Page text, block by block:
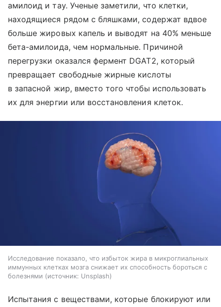
амилоид и тау. Ученые заметили, что клетки,
находящиеся рядом с бляшками, содержат вдвое
больше жировых капель и выводят на 40% меньше
бета-амилоида, чем нормальные. Причиной
перегрузки оказался фермент DGAT2, который
превращает свободные жирные кислоты
в запасной жир, вместо того чтобы использовать
их для энергии или восстановления клеток.
Исследование показало, что избыток жира в микроглиальных
иммунных клетках мозга снижает их способность бороться с
болезнями
источник: Unsplash
Испытания с веществами, которые блокируют или